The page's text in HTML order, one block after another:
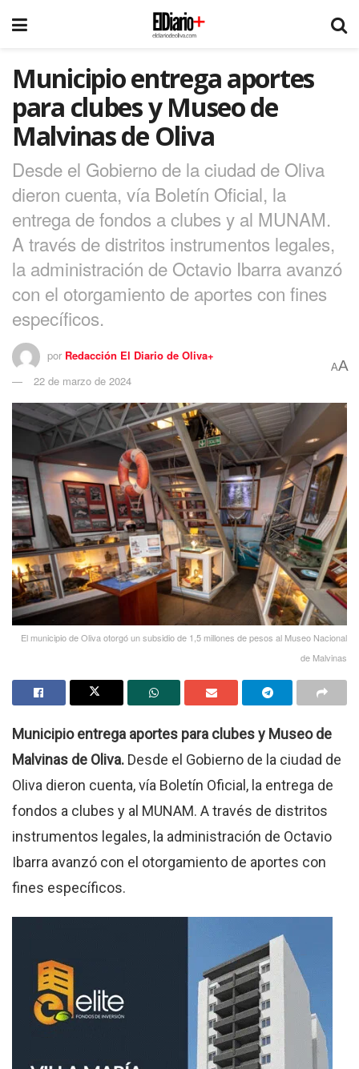
Municipio entrega aportes
para clubes y Museo de
Malvinas de Oliva
Desde el Gobierno de la ciudad de Oliva
dieron cuenta, vía Boletín Oficial, la
entrega de fondos a clubes y al MUNAM.
A través de distritos instrumentos legales,
la administración de Octavio Ibarra avanzó
con el otorgamiento de aportes con fines
específicos.
por Redacción El Diario de Oliva+
22 de marzo de 2024
AA
El municipio de Oliva otorgó un subsidio de 1,5 millones de pesos al Museo Nacional
de Malvinas
Municipio entrega aportes para clubes y Museo de
Malvinas de Oliva. Desde el Gobierno de la ciudad de
Oliva dieron cuenta, vía Boletín Oficial, la entrega de
fondos a clubes y al MUNAM. A través de distritos
instrumentos legales, la administración de Octavio
Ibarra avanzó con el otorgamiento de aportes con
fines específicos.